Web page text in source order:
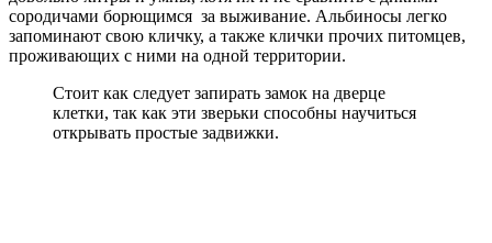
сородичами борющимся за выживание. Альбиносы легко
запоминают свою кличку, а также клички прочих питомцев,
проживающих с ними на одной территории.
Стоит как следует запирать замок на дверце
клетки, так как эти зверьки способны научиться
открывать простые задвижки.